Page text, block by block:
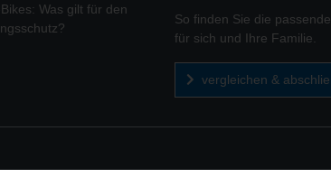
Was gilt für den
So finden Sie die
für sich und Ihre Familie.
vergleichen &